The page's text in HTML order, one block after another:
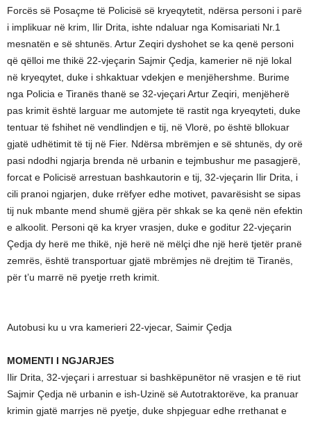
Forcës së Posaçme të Policisë së kryeqytetit, ndërsa personi i parë
i implikuar në krim, Ilir Drita, ishte ndaluar nga Komisariati Nr.1
mesnatën e së shtunës. Artur Zeqiri dyshohet se ka qenë personi
që qëlloi me thikë 22-vjeçarin Sajmir Çedja, kamerier në një lokal
në kryeqytet, duke i shkaktuar vdekjen e menjëhershme. Burime
nga Policia e Tiranës thanë se 32-vjeçari Artur Zeqiri, menjëherë
pas krimit është larguar me automjete të rastit nga kryeqyteti, duke
tentuar të fshihet në vendlindjen e tij, në Vlorë, po është bllokuar
gjatë udhëtimit të tij në Fier. Ndërsa mbrëmjen e së shtunës, dy orë
pasi ndodhi ngjarja brenda në urbanin e tejmbushur me pasagjerë,
forcat e Policisë arrestuan bashkautorin e tij, 32-vjeçarin Ilir Drita, i
cili pranoi ngjarjen, duke rrëfyer edhe motivet, pavarësisht se sipas
tij nuk mbante mend shumë gjëra për shkak se ka qenë nën efektin
e alkoolit. Personi që ka kryer vrasjen, duke e goditur 22-vjeçarin
Çedja dy herë me thikë, një herë në mëlçi dhe një herë tjetër pranë
zemrës, është transportuar gjatë mbrëmjes në drejtim të Tiranës,
për t’u marrë në pyetje rreth krimit.
Autobusi ku u vra kamerieri 22-vjecar, Saimir Çedja
MOMENTI I NGJARJES
Ilir Drita, 32-vjeçari i arrestuar si bashkëpunëtor në vrasjen e të riut
Sajmir Çedja në urbanin e ish-Uzinë së Autotraktorëve, ka pranuar
krimin gjatë marrjes në pyetje, duke shpjeguar edhe rrethanat e